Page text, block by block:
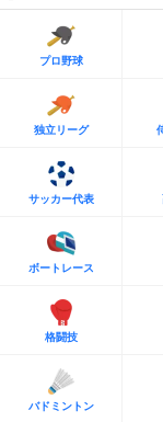
プロ野球
独立リーグ
サッカー代表
ボートレース
格闘技
バドミントン